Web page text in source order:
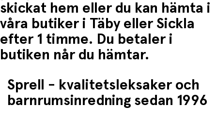
skickat hem eller du kan hämta i
våra butiker i Täby eller Sickla
efter 1 timme. Du betaler i
butiken når du hämtar.
Sprell - kvalitetsleksaker och
barnrumsinredning sedan 1996